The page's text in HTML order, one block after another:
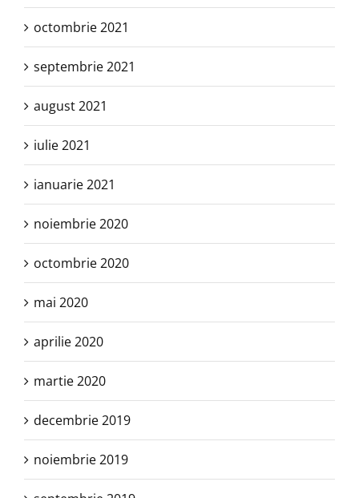
octombrie 2021
septembrie 2021
august 2021
iulie 2021
ianuarie 2021
noiembrie 2020
octombrie 2020
mai 2020
aprilie 2020
martie 2020
decembrie 2019
noiembrie 2019